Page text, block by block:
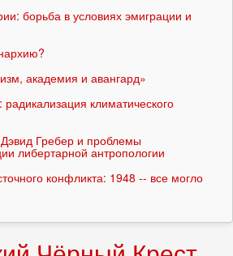
борьба в условиях эмиграции и
академия и авангард»
климатического
Гребер и проблемы
либертарной антропологии
конфликта: 1948 -- все могло